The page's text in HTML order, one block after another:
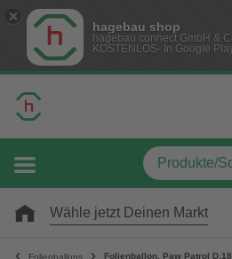
hagebau shop
hagebau connect GmbH &
KOSTENLOS- In Google
Wähle jetzt Deinen Markt
Folienballons Folienballon, Paw Patrol